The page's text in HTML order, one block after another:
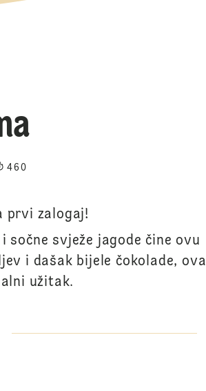
to rate.
460
prvi zalogaj!
svježe jagode čine ovu
i dašak bijele čokolade, ova
užitak.